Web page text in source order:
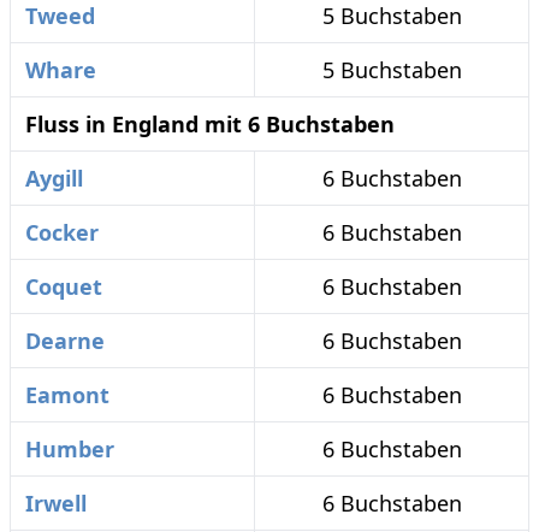
Tweed
5 Buchstaben
Whare
5 Buchstaben
Fluss in England mit 6 Buchstaben
Aygill
6 Buchstaben
Cocker
6 Buchstaben
Coquet
6 Buchstaben
Dearne
6 Buchstaben
Eamont
6 Buchstaben
Humber
6 Buchstaben
Irwell
6 Buchstaben